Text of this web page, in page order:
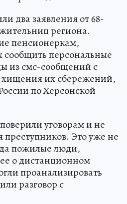
два заявления от 68-
региона.
пенсионеркам,
сообщить персональные
из смс-сообщений с
их сбережений,
по Херсонской
уговорам и не
Это уже не
пожилые люди,
о дистанционном
проанализировать
разговор с